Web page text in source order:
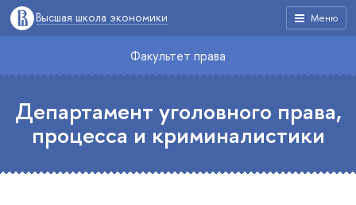
Меню
Высшая школа экономики
Факультет права
Департамент уголовного права,
процесса и криминалистики